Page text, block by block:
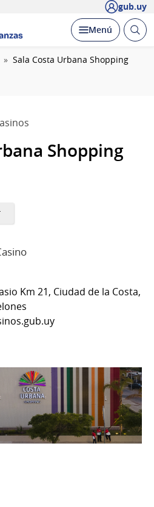
gub.uy
Desplegar
Menú Abrir
Sala Costa Urbana Shopping
Shopping
Km 21, Ciudad de la Costa,